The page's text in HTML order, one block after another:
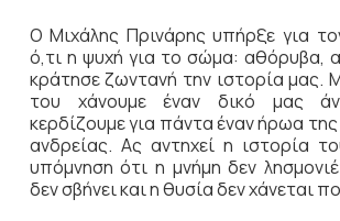
Ο Μιχάλης Πρινάρης υπήρξε για
ό,τι η ψυχή για το σώμα: αθόρυβα,
κράτησε ζωντανή την ιστορία μας.
του χάνουμε έναν δικό μας
κερδίζουμε για πάντα έναν ήρωα της
ανδρείας. Ας αντηχεί η ιστορία
υπόμνηση ότι η μνήμη δεν
δεν σβήνει και η θυσία δεν χάνεται